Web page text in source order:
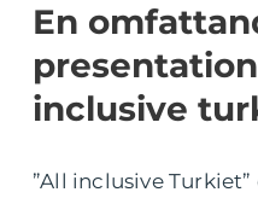
En
inclusive
”All inclusive